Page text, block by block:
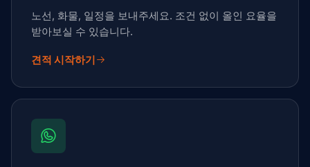
노선, 화물, 일정을 보내주세요. 조건 없이 올인 요율을
받아보실 수 있습니다.
견적 시작하기